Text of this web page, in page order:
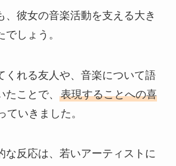
、彼女の音楽活動を支える大き
しょう。
くれる友人や、音楽について語
たことで、
表現することへの喜
ていきました。
な反応は、若いアーティストに